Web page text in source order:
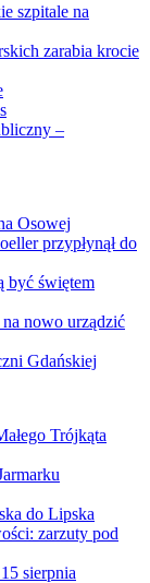
szpitale na
zarabia krocie
–
Osowej
przypłynął do
być świętem
nowo urządzić
Gdańskiej
Trójkąta
do Lipska
zarzuty pod
sierpnia